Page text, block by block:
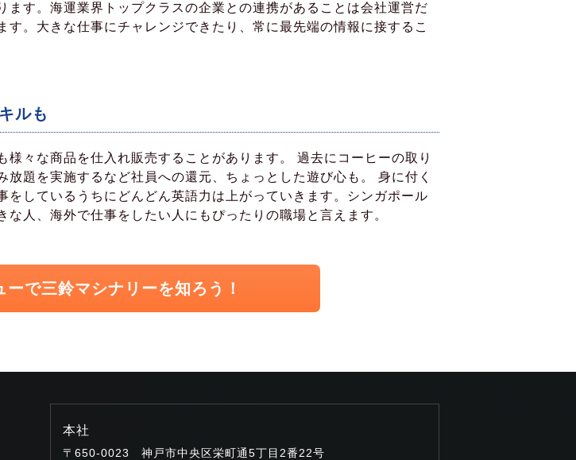
す。海運業界トップクラスの企業との連携があることは会社運営だ
。大きな仕事にチャレンジできたり、常に最先端の情報に接するこ
ルも
々な商品を仕入れ販売することがあります。 過去にコーヒーの取り
題を実施するなど社員への還元、ちょっとした遊び心も。 身に付く
しているうちにどんどん英語力は上がっていきます。シンガポール
人、海外で仕事をしたい人にもぴったりの職場と言えます。
で三鈴マシナリーを知ろう！
本社
〒650-0023 神戸市中央区栄町通5丁目2番22号